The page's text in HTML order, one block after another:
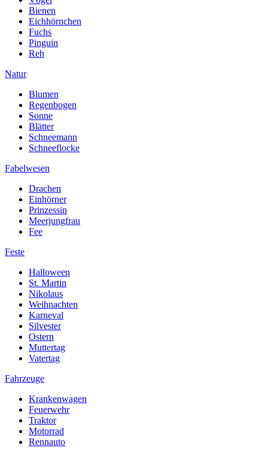
Bienen
Eichhörnchen
Fuchs
Pinguin
Reh
Natur
Blumen
Regenbogen
Sonne
Blätter
Schneemann
Schneeflocke
Fabelwesen
Drachen
Einhörner
Prinzessin
Meerjungfrau
Fee
Feste
Halloween
St. Martin
Nikolaus
Weihnachten
Karneval
Silvester
Ostern
Muttertag
Vatertag
Fahrzeuge
Krankenwagen
Feuerwehr
Traktor
Motorrad
Rennauto